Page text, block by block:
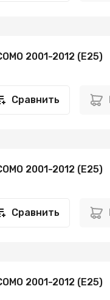
2001-2012 (E25)
Сравнить
2001-2012 (E25)
Сравнить
2001-2012 (E25)